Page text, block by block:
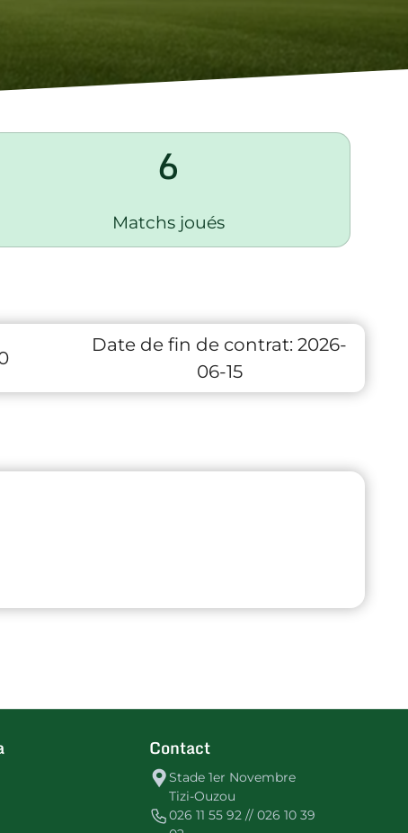
6
Matchs joués
Date de fin de contrat: 2026-
06-15
Contact
Stade 1er Novembre
Tizi-Ouzou
026 11 55 92 // 026 10 39